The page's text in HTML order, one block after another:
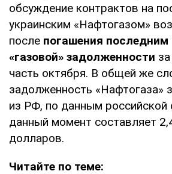
обсуждение контрактов на
украинским «Нафтогазом»
после погашения последним
«газовой» задолженности
часть октября. В общей же
задолженность «Нафтогаза»
из РФ, по данным российской
данный момент составляет
долларов.
Читайте по теме: